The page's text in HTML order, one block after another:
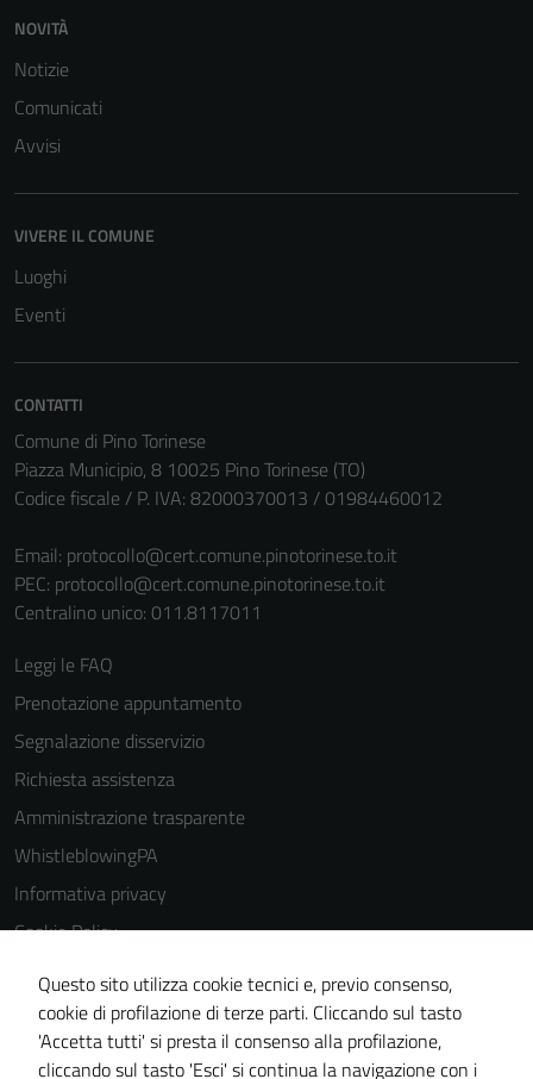
NOVITÀ
Notizie
Comunicati
Avvisi
VIVERE IL COMUNE
Luoghi
Eventi
CONTATTI
Comune di Pino Torinese
Piazza Municipio, 8 10025 Pino Torinese (TO)
Codice fiscale / P. IVA: 82000370013 / 01984460012
Email: protocollo@cert.comune.pinotorinese.to.it
PEC: protocollo@cert.comune.pinotorinese.to.it
Centralino unico: 011.8117011
Leggi le FAQ
Prenotazione appuntamento
Segnalazione disservizio
Richiesta assistenza
Amministrazione trasparente
WhistleblowingPA
Informativa privacy
Cookie Policy
Note legali
Dichiarazione di accessibilità
Piano di miglioramento del sito
Questo sito utilizza cookie tecnici e, previo consenso,
cookie di profilazione di terze parti. Cliccando sul tasto
'Accetta tutti' si presta il consenso alla profilazione,
cliccando sul tasto 'Esci' si continua la navigazione con i